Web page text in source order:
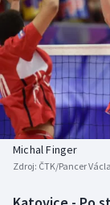
Americký
Baseball a
Basketbal
Biatlon
Soutěže
Historické
Aplikace ČT
Michal Finger
Zdroj: ČTK/Pancer